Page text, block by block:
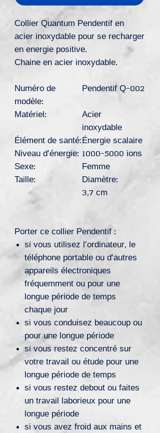
Collier Quantum Pendentif en
acier inoxydable pour se recharger
en energie positive.
Chaine en acier inoxydable.
Numéro de
modèle:
Pendentif Q-002
Matériel:
Acier
inoxydable
Élément de santé:Énergie scalaire
Niveau d'énergie: 1000-5000 ions
Sexe:
Femme
Taille:
Diamètre:
3,7 cm
Porter ce collier Pendentif :
si vous utilisez l’ordinateur, le
téléphone portable ou d’autres
appareils électroniques
fréquemment ou pour une
longue période de temps
chaque jour
si vous conduisez beaucoup ou
pour une longue période
si vous restez concentré sur
votre travail ou étude pour une
longue période de temps
si vous restez debout ou faites
un travail laborieux pour une
longue période
si vous avez froid aux mains et